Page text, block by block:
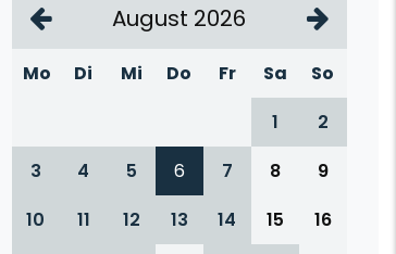
August 2026
Mo Di Mi Do Fr Sa
So
1
2
3
4 5 6 7 8
9
10
11 12 13 14 15
16